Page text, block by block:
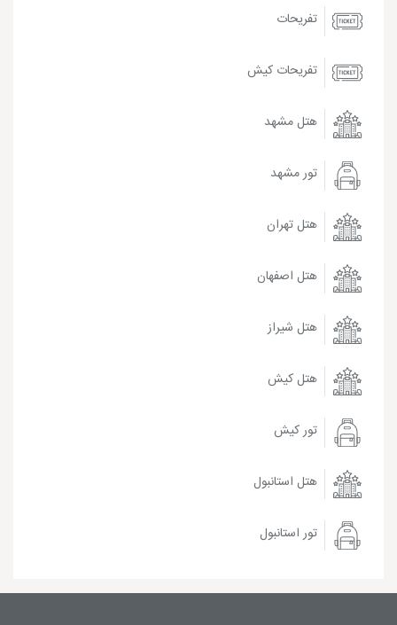
تفریحات
تفریحات کیش
هتل مشهد
تور مشهد
هتل تهران
هتل اصفهان
هتل شیراز
هتل کیش
تور کیش
هتل استانبول
تور استانبول